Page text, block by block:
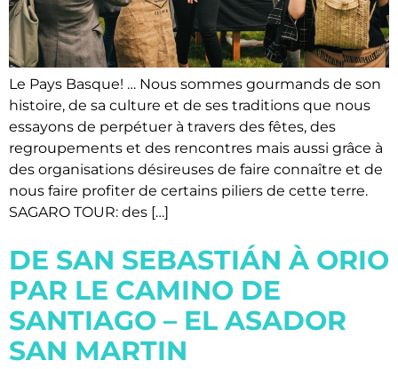
Le Pays Basque! … Nous sommes gourmands de son
histoire, de sa culture et de ses traditions que nous
essayons de perpétuer à travers des fêtes, des
regroupements et des rencontres mais aussi grâce à
des organisations désireuses de faire connaître et de
nous faire profiter de certains piliers de cette terre.
SAGARO TOUR: des […]
DE SAN SEBASTIÁN À ORIO
PAR LE CAMINO DE
SANTIAGO – EL ASADOR
SAN MARTIN